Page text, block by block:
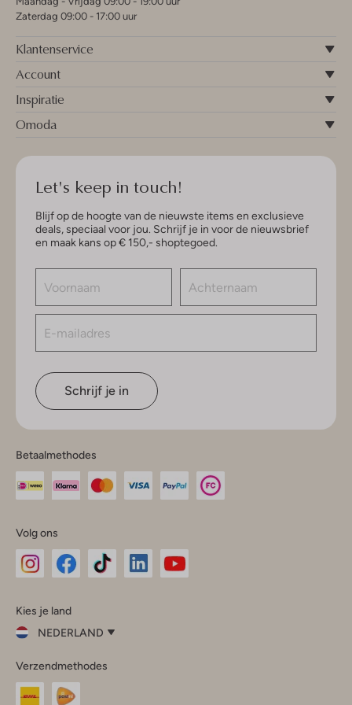
Zaterdag 09:00 - 17:00 uur
Klantenservice
Account
Inspiratie
Omoda
Let's keep in touch!
Blijf op de hoogte van de nieuwste items en exclusieve
deals, speciaal voor jou. Schrijf je in voor de nieuwsbrief
en maak kans op € 150,- shoptegoed.
Schrijf je in
Betaalmethodes
Volg ons
InstagramFacebook
Kies je land
NEDERLAND
je
land
Verzendmethodes